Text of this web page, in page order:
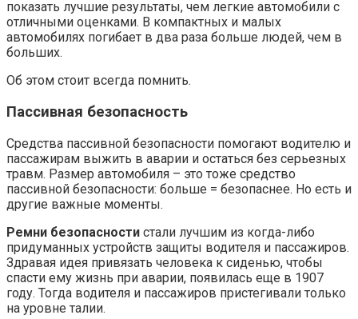
показать лучшие результаты, чем легкие автомобили с
отличными оценками. В компактных и малых
автомобилях погибает в два раза больше людей, чем в
больших.
Об этом стоит всегда помнить.
Пассивная безопасность
Средства пассивной безопасности помогают водителю и
пассажирам выжить в аварии и остаться без серьезных
травм. Размер автомобиля – это тоже средство
пассивной безопасности: больше = безопаснее. Но есть и
другие важные моменты.
Ремни безопасности стали лучшим из когда-либо
придуманных устройств защиты водителя и пассажиров.
Здравая идея привязать человека к сиденью, чтобы
спасти ему жизнь при аварии, появилась еще в 1907
году. Тогда водителя и пассажиров пристегивали только
на уровне талии.